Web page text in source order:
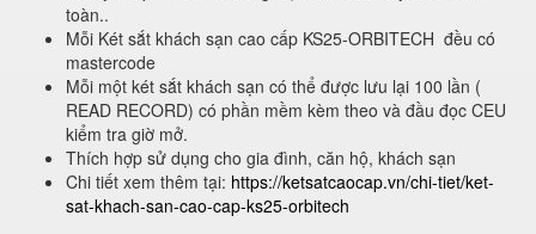
toàn..
Mỗi Két sắt khách sạn cao cấp KS25-ORBITECH đều có
mastercode
Mỗi một két sắt khách sạn có thể được lưu lại 100 lần (
READ RECORD) có phần mềm kèm theo và đầu đọc CEU
kiểm tra giờ mở.
Thích hợp sử dụng cho gia đình, căn hộ, khách sạn
Chi tiết xem thêm tại: https://ketsatcaocap.vn/chi-tiet/ket-
sat-khach-san-cao-cap-ks25-orbitech